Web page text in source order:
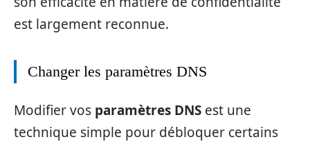
est largement reconnue.
Changer les paramètres DNS
Modifier vos paramètres DNS est une
technique simple pour débloquer certains